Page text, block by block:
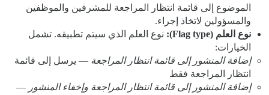
الموضوع إلى قائمة انتظار المراجعة للمشرفين والموظفين
والمسؤولين لاتخاذ إجراء.
نوع العلم (Flag type):
نوع العلم الذي سيتم تطبيقه. تشمل
الخيارات:
إضافة المنشور إلى قائمة انتظار المراجعة — يرسل إلى قائمة
انتظار المراجعة فقط
إضافة المنشور إلى قائمة انتظار المراجعة وإخفاء المنشور —